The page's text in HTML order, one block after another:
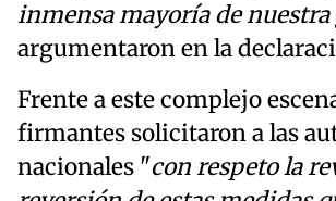
inmensa mayoría de nuestra
argumentaron en la
Frente a este complejo
firmantes solicitaron a las
nacionales "con respeto la